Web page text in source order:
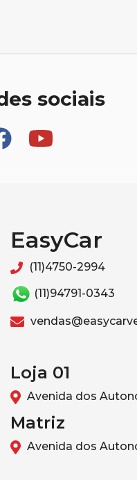
sociais
EasyCar
(11)4750-2994
(11)94791-0343
Loja 01
Avenida dos
Matriz
Avenida dos